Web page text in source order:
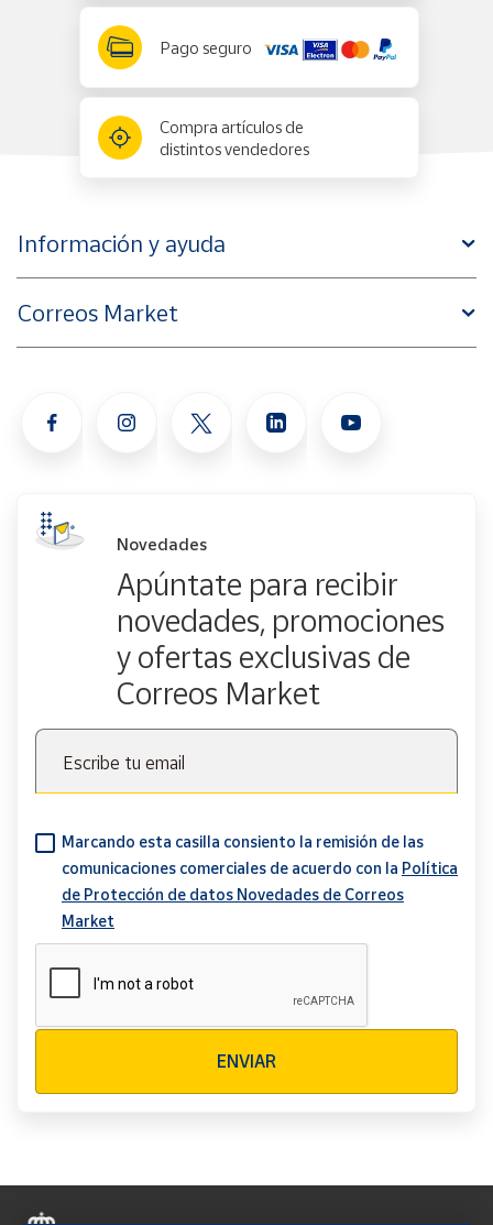
Pago seguro
Compra artículos de
distintos vendedores
Información y ayuda
Correos Market
Novedades
Apúntate para recibir
novedades, promociones
y ofertas exclusivas de
Correos Market
Escribe tu email
Marcando esta casilla consiento la remisión de las
comunicaciones comerciales de acuerdo con la Política
de Protección de datos Novedades de Correos
Market
ENVIAR